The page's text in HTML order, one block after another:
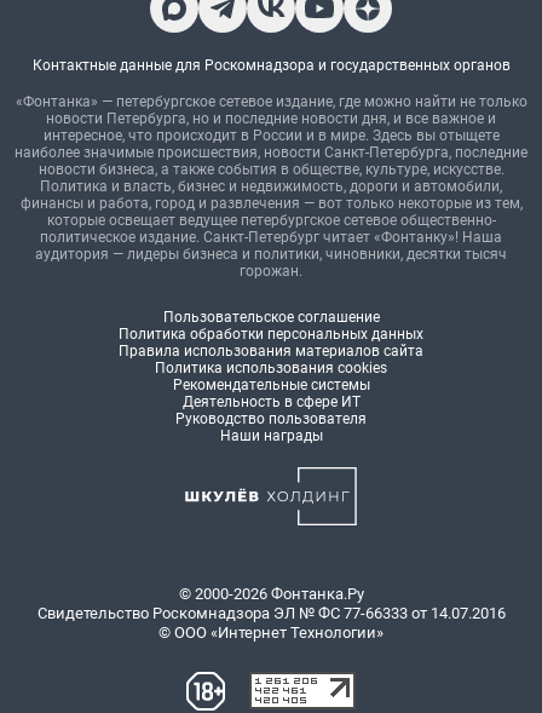
Контактные данные для Роскомнадзора и государственных органов
«Фонтанка» — петербургское сетевое издание, где можно найти не только
новости Петербурга, но и последние новости дня, и все важное и
интересное, что происходит в России и в мире. Здесь вы отыщете
наиболее значимые происшествия, новости Санкт-Петербурга, последние
новости бизнеса, а также события в обществе, культуре, искусстве.
Политика и власть, бизнес и недвижимость, дороги и автомобили,
финансы и работа, город и развлечения — вот только некоторые из тем,
которые освещает ведущее петербургское сетевое общественно-
политическое издание. Санкт-Петербург читает «Фонтанку»! Наша
аудитория — лидеры бизнеса и политики, чиновники, десятки тысяч
горожан.
Пользовательское соглашение
Политика обработки персональных данных
Правила использования материалов сайта
Политика использования cookies
Рекомендательные системы
Деятельность в сфере ИТ
Руководство пользователя
Наши награды
© 2000-2026 Фонтанка.Ру
Свидетельство Роскомнадзора ЭЛ № ФС 77-66333 от 14.07.2016
© ООО «Интернет Технологии»